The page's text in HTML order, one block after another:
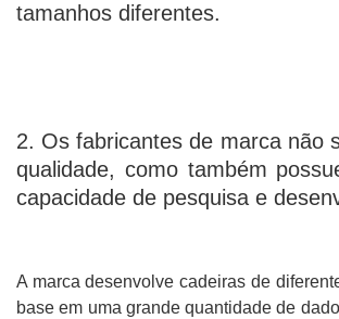
tamanhos diferentes.
2. Os fabricantes de marca não
qualidade, como também
capacidade de pesquisa e
A marca desenvolve cadeiras de
base em uma grande quantidade de